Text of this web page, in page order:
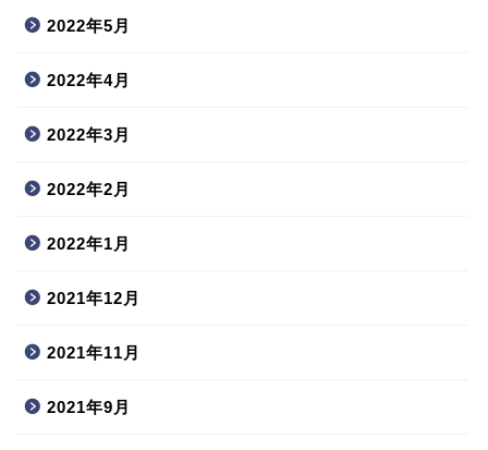
2022年5月
2022年4月
2022年3月
2022年2月
2022年1月
2021年12月
2021年11月
2021年9月